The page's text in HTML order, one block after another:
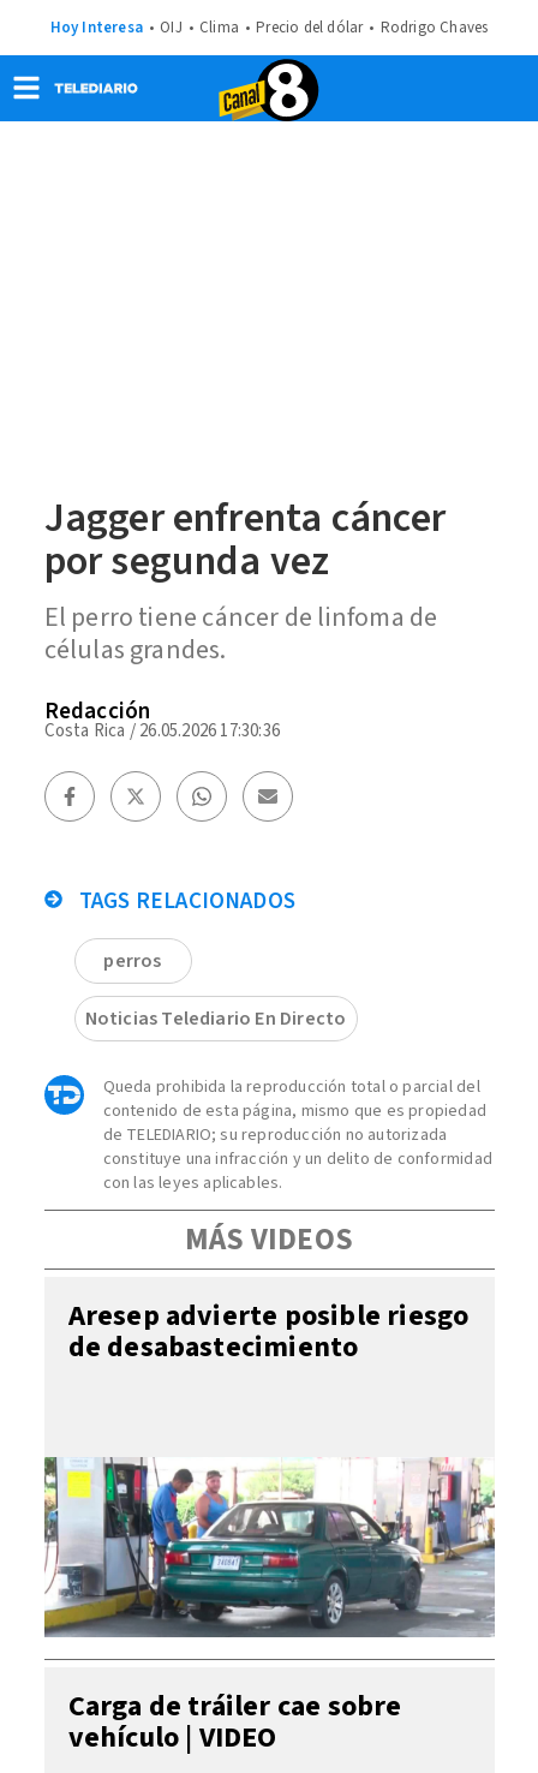
Hoy Interesa OIJ Clima Precio del dólar Rodrigo Chaves
Jagger enfrenta cáncer
por segunda vez
El perro tiene cáncer de linfoma de
células grandes.
Redacción
Costa Rica /26.05.2026 17:30:36
TAGS RELACIONADOS
perros
Noticias Telediario En Directo
Queda prohibida la reproducción total o parcial del
contenido de esta página, mismo que es propiedad
de TELEDIARIO; su reproducción no autorizada
constituye una infracción y un delito de conformidad
con las leyes aplicables.
MÁS VIDEOS
Aresep advierte posible riesgo
de desabastecimiento
Carga de tráiler cae sobre
vehículo | VIDEO